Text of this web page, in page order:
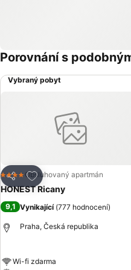
Porovnání s
Vybraný pobyt
Sdílet
Přidat na seznam
4 Počet hvězdiček
Obsluhovaný apartmán
HONEST Ricany
9,1 Vynikající (777 hodnocení)
Praha, Česká republika
Wi-fi zdarma